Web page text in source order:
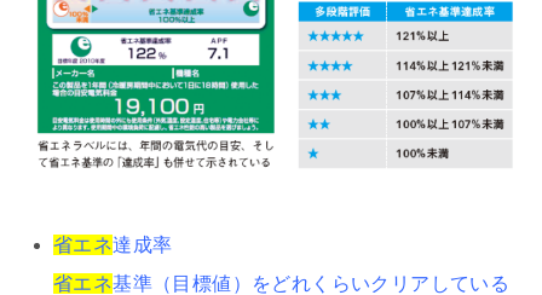
省エネ達成率
省エネ基準（目標値）をどれくらいクリアしている